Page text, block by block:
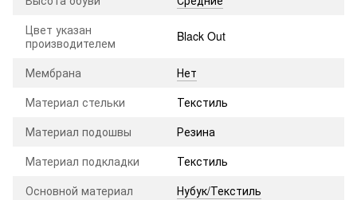
Цвет указан
производителем
Black Out
Мембрана
Нет
Материал стельки
Текстиль
Материал подошвы
Резина
Материал подкладки
Текстиль
Основной материал
Нубук/Текстиль